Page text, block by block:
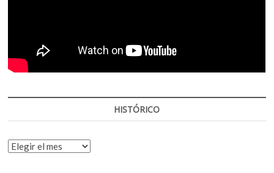
HISTÓRICO
HISTÓRICO